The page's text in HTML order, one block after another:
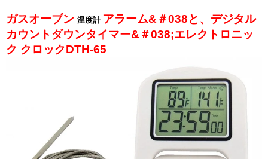
ガスオーブン 温度計 アラーム&＃038と、デジタル
カウントダウンタイマー&＃038;エレクトロニッ
ク クロックDTH-65